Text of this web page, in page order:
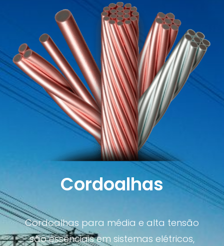
Cordoalhas
Cordoalhas para média e alta tensão
são essenciais em sistemas elétricos,